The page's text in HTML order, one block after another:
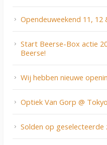
Opendeuweekend 11,
Start Beerse-Box actie
Beerse!
Wij hebben nieuwe
Optiek Van Gorp @
Solden op geselecteerde